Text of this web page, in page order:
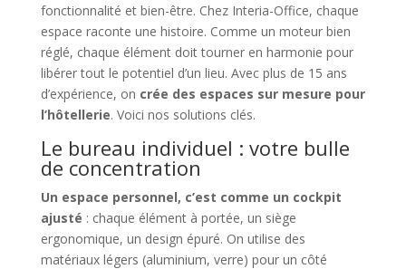
fonctionnalité et bien-être. Chez Interia-Office, chaque
espace raconte une histoire. Comme un moteur bien
réglé, chaque élément doit tourner en harmonie pour
libérer tout le potentiel d’un lieu. Avec plus de 15 ans
d’expérience, on crée des espaces sur mesure pour
l’hôtellerie. Voici nos solutions clés.
Le bureau individuel : votre bulle
de concentration
Un espace personnel, c’est comme un cockpit
ajusté : chaque élément à portée, un siège
ergonomique, un design épuré. On utilise des
matériaux légers (aluminium, verre) pour un côté